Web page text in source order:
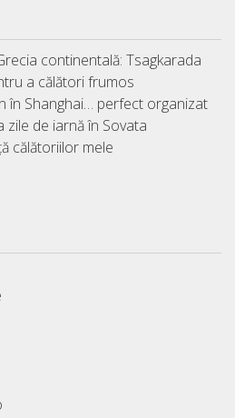
continentală: Tsagkarada
a călători frumos
în Shanghai… perfect organizat
zile de iarnă în Sovata
călătoriilor mele